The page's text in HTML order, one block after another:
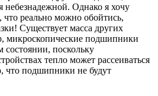
небезнадежной. Однако я хочу
что реально можно обойтись,
Существует масса других
микроскопические подшипники
состоянии, поскольку
тепло может рассеиваться
что подшипники не будут